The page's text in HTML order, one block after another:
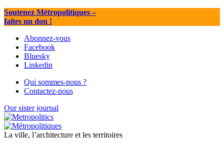
Soutenez Métropolitiques–
faites un don !
Abonnez-vous
Facebook
Bluesky
Linkedin
Qui sommes-nous ?
Contactez-nous
Our sister journal
La ville, l’architecture et les territoires